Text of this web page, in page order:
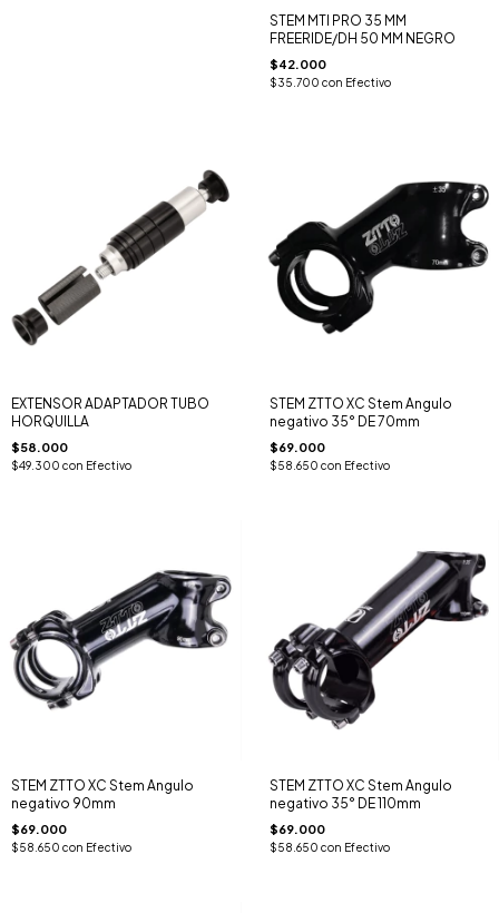
STEM MTI PRO 35 MM
FREERIDE/DH 50 MM NEGRO
$42.000
$35.700 con Efectivo
EXTENSOR ADAPTADOR TUBO
HORQUILLA
$58.000
$49.300 con Efectivo
STEM ZTTO XC Stem Angulo
negativo 35° DE 70mm
$69.000
$58.650 con Efectivo
STEM ZTTO XC Stem Angulo
negativo 90mm
$69.000
$58.650 con Efectivo
STEM ZTTO XC Stem Angulo
negativo 35° DE 110mm
$69.000
$58.650 con Efectivo